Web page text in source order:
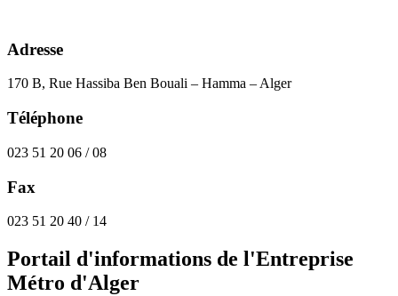
Adresse
170 B, Rue Hassiba Ben Bouali – Hamma – Alger
Téléphone
023 51 20 06 / 08
Fax
023 51 20 40 / 14
Portail d'informations de l'Entreprise
Métro d'Alger